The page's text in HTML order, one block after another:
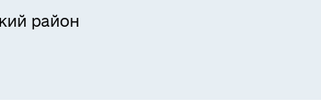
район